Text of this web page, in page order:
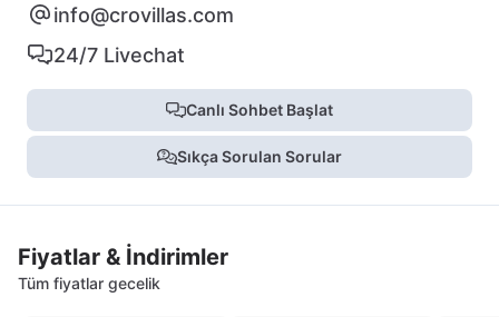
info@crovillas.com
24/7 Livechat
Canlı Sohbet Başlat
Sıkça Sorulan Sorular
Fiyatlar & İndirimler
Tüm fiyatlar gecelik